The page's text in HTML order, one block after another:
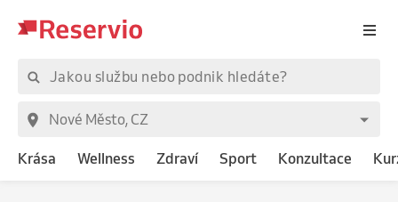
Krása Wellness Zdraví Sport Konzultace